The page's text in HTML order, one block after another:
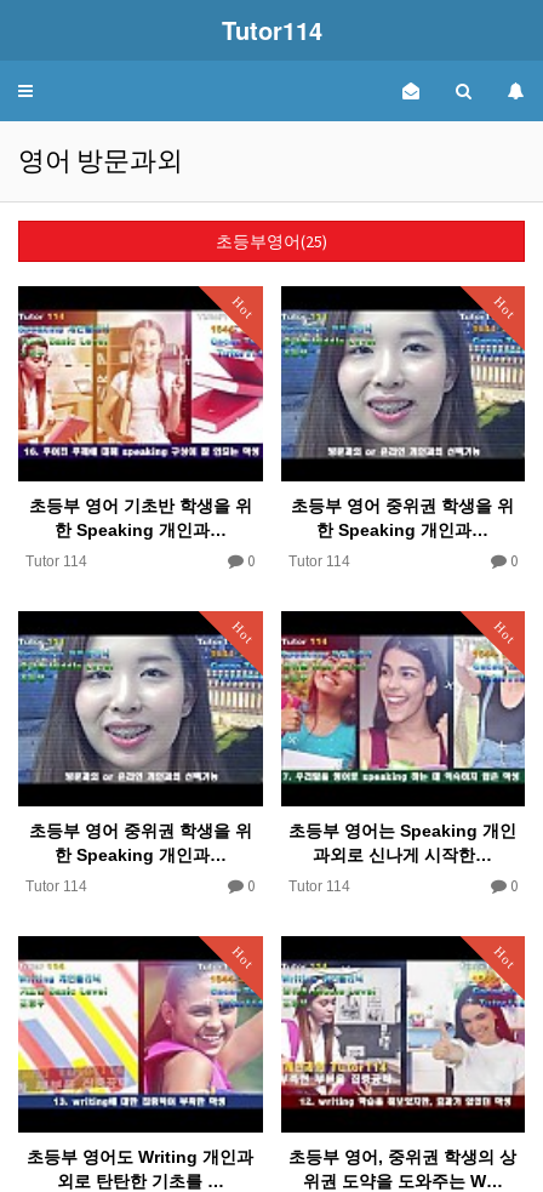
Tutor114
Toggle
영어 방문과외
초등부영어(25)
Hot
초등부 영어 기초반 학생을 위
한 Speaking 개인과…
Tutor 114 0
Hot
초등부 영어 중위권 학생을 위
한 Speaking 개인과…
Tutor 114 0
Hot
초등부 영어 중위권 학생을 위
한 Speaking 개인과…
Tutor 114 0
Hot
초등부 영어는 Speaking 개인
과외로 신나게 시작한…
Tutor 114 0
Hot
초등부 영어도 Writing 개인과
외로 탄탄한 기초를 …
Hot
초등부 영어, 중위권 학생의 상
위권 도약을 도와주는 W…